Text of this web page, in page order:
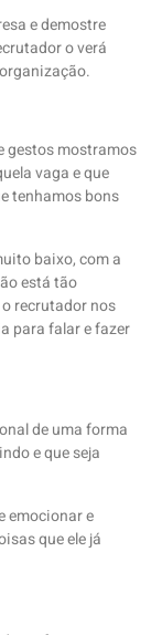
e demostre
o verá
gestos mostramos
vaga e que
tenhamos bons
baixo, com a
está tão
recrutador nos
para falar e fazer
de uma forma
e que seja
emocionar e
que ele já